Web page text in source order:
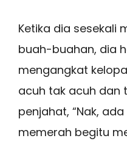
Ketika dia sesekali
buah-buahan, dia
mengangkat
acuh tak acuh dan
penjahat, “Nak,
memerah begitu